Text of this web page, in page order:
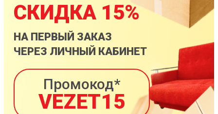
СКИДКА 15%
НА ПЕРВЫЙ ЗАКАЗ
ЧЕРЕЗ ЛИЧНЫЙ КАБИНЕТ
Промокод*
VEZET15